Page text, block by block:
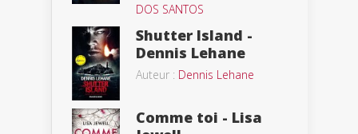
DOS SANTOS
Shutter Island -
Dennis Lehane
Auteur : Dennis Lehane
Comme toi - Lisa